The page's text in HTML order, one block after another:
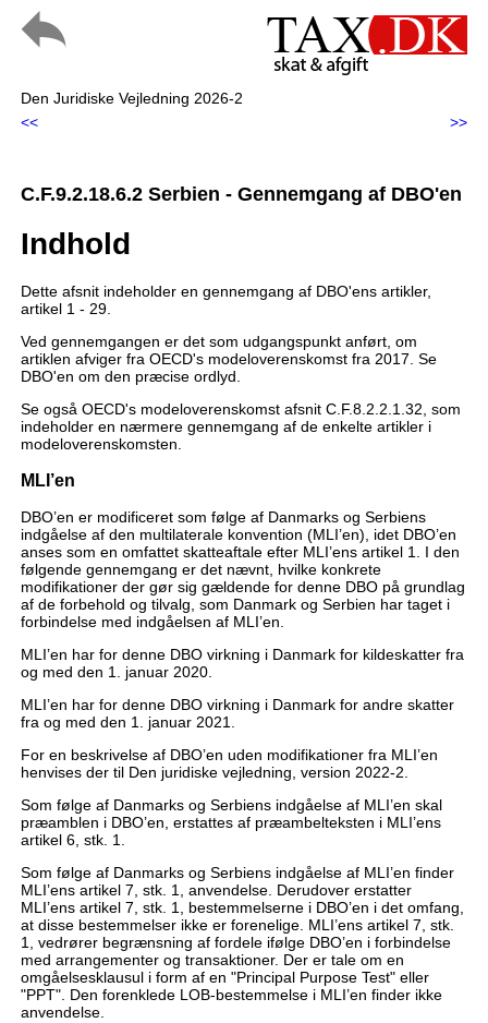
Den Juridiske Vejledning 2026-2
<<
>>
C.F.9.2.18.6.2 Serbien - Gennemgang af DBO'en
Indhold
Dette afsnit indeholder en gennemgang af DBO'ens artikler,
artikel 1 - 29.
Ved gennemgangen er det som udgangspunkt anført, om
artiklen afviger fra OECD's modeloverenskomst fra 2017. Se
DBO'en om den præcise ordlyd.
Se også OECD's modeloverenskomst afsnit C.F.8.2.2.1.32, som
indeholder en nærmere gennemgang af de enkelte artikler i
modeloverenskomsten.
MLI’en
DBO’en er modificeret som følge af Danmarks og Serbiens
indgåelse af den multilaterale konvention (MLI’en), idet DBO’en
anses som en omfattet skatteaftale efter MLI’ens artikel 1. I den
følgende gennemgang er det nævnt, hvilke konkrete
modifikationer der gør sig gældende for denne DBO på grundlag
af de forbehold og tilvalg, som Danmark og Serbien har taget i
forbindelse med indgåelsen af MLI’en.
MLI’en har for denne DBO virkning i Danmark for kildeskatter fra
og med den 1. januar 2020.
MLI’en har for denne DBO virkning i Danmark for andre skatter
fra og med den 1. januar 2021.
For en beskrivelse af DBO’en uden modifikationer fra MLI’en
henvises der til Den juridiske vejledning, version 2022-2.
Som følge af Danmarks og Serbiens indgåelse af MLI’en skal
præamblen i DBO’en, erstattes af præambelteksten i MLI’ens
artikel 6, stk. 1.
Som følge af Danmarks og Serbiens indgåelse af MLI’en finder
MLI’ens artikel 7, stk. 1, anvendelse. Derudover erstatter
MLI’ens artikel 7, stk. 1, bestemmelserne i DBO’en i det omfang,
at disse bestemmelser ikke er forenelige. MLI’ens artikel 7, stk.
1, vedrører begrænsning af fordele ifølge DBO’en i forbindelse
med arrangementer og transaktioner. Der er tale om en
omgåelsesklausul i form af en "Principal Purpose Test" eller
"PPT". Den forenklede LOB-bestemmelse i MLI’en finder ikke
anvendelse.